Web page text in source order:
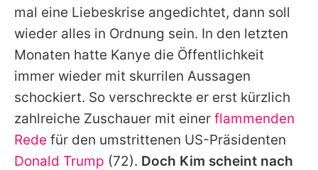
Nutzungsbedingungen
Utiq verwalten
mal eine Liebeskrise angedichtet, dann soll
wieder alles in Ordnung sein. In den letzten
Monaten hatte Kanye die Öffentlichkeit
immer wieder mit skurrilen Aussagen
schockiert. So verschreckte er erst kürzlich
zahlreiche Zuschauer mit einer flammenden
Rede für den umstrittenen US-Präsidenten
Donald Trump (72). Doch Kim scheint nach